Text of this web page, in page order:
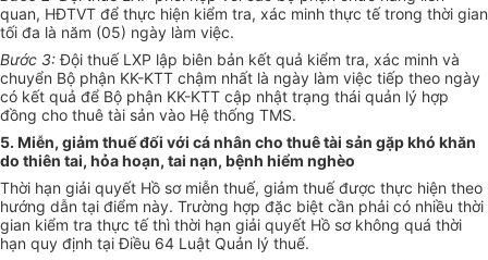
quan, HĐTVT để thực hiện kiểm tra, xác minh thực tế trong thời gian
tối đa là năm (05) ngày làm việc.
Bước 3:Đội thuế LXP lập biên bản kết quả kiểm tra, xác minh và
chuyển Bộ phận KK-KTT chậm nhất là ngày làm việc tiếp theo ngày
có kết quả để Bộ phận KK-KTT cập nhật trạng thái quản lý hợp
đồng cho thuê tài sản vào Hệ thống TMS.
5. Miễn, giảm thuế đối với cá nhân cho thuê tài sản gặp khó khăn
do thiên tai, hỏa hoạn, tai nạn, bệnh hiểm nghèo
Thời hạn giải quyết Hồ sơ miễn thuế, giảm thuế được thực hiện theo
hướng dẫn tại điểm này. Trường hợp đặc biệt cần phải có nhiều thời
gian kiểm tra thực tế thì thời hạn giải quyết Hồ sơ không quá thời
hạn quy định tạiĐiều 64 Luật Quản lý thuế.